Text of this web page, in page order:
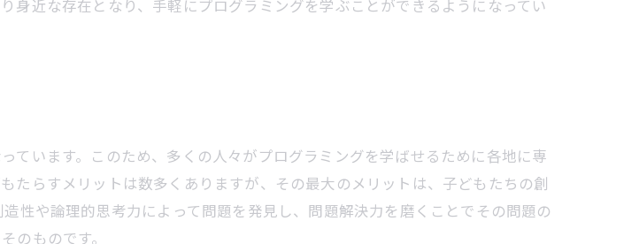
身近な存在となり、手軽にプログラミングを学ぶことができるようになってい
ています。このため、多くの人々がプログラミングを学ばせるために各地に専
たらすメリットは数多くありますが、その最大のメリットは、子どもたちの創
性や論理的思考力によって問題を発見し、問題解決力を磨くことでその問題の
のものです。